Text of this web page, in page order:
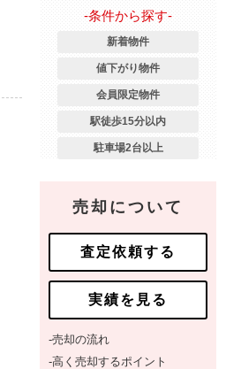
-条件から探す-
新着物件
値下がり物件
会員限定物件
駅徒歩15分以内
駐車場2台以上
売却について
査定依頼する
実績を見る
-売却の流れ
-高く売却するポイント